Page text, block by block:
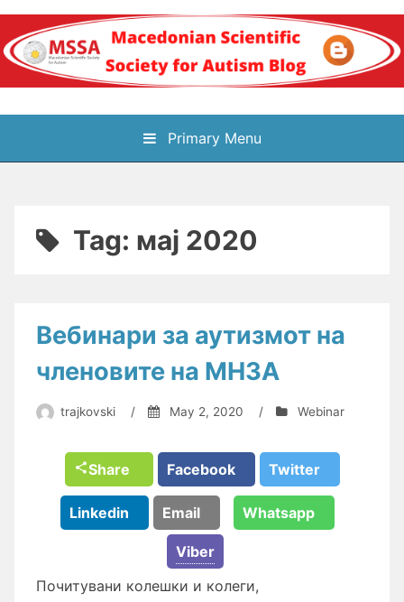
Skip
content
Блог на
Македонското научно
здружение за
Primary Menu
Tag: мај 2020
Вебинари за аутизмот на
членовите на МНЗА
trajkovski / May 2, 2020 / Webinar
Share Facebook Twitter
Linkedin Email Whatsapp
Viber
Почитувани колешки и колеги,